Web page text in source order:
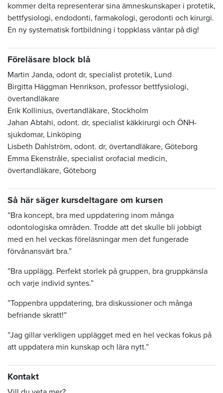
kommer delta representerar sina ämneskunskaper i protetik,
bettfysiologi, endodonti, farmakologi, gerodonti och kirurgi.
En ny systematisk fortbildning i toppklass väntar på dig!
Föreläsare block blå
Martin Janda, odont dr, specialist protetik, Lund
Birgitta Häggman Henrikson, professor bettfysiologi,
övertandläkare
Erik Kollinius, övertandläkare, Stockholm
Jahan Abtahi, odont. dr, specialist käkkirurgi och ÖNH-
sjukdomar, Linköping
Lisbeth Dahlström, odont. dr, övertandläkare, Göteborg
Emma Ekenstråle, specialist orofacial medicin,
övertandläkare, Göteborg
Så här säger kursdeltagare om kursen
”Bra koncept, bra med uppdatering inom många
odontologiska områden. Trodde att det skulle bli jobbigt
med en hel veckas föreläsningar men det fungerade
förvånansvärt bra.”
”Bra upplägg. Perfekt storlek på gruppen, bra gruppkänsla
och varje individ syntes.”
”Toppenbra uppdatering, bra diskussioner och många
befriande skratt!”
”Jag gillar verkligen upplägget med en hel veckas fokus på
att uppdatera min kunskap och lära nytt.”
Kontakt